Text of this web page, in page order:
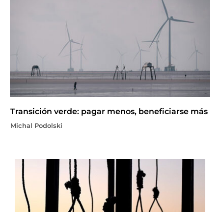
Transición verde: pagar menos, beneficiarse más
Michal Podolski